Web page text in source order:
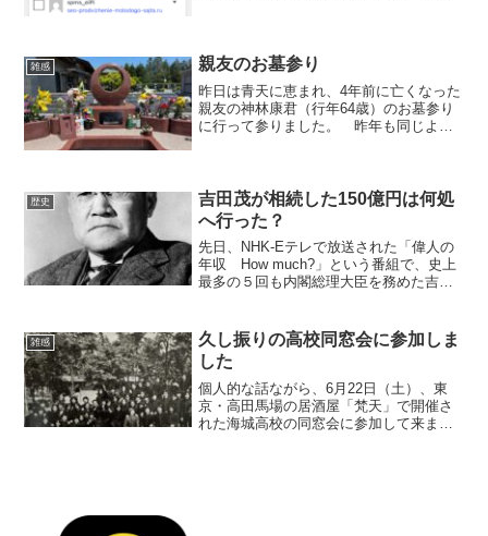
はなく、AIか何かで...
雑感 親友のお墓参り
昨日は青天に恵まれ、4年前に亡くなった
親友の神林康君（行年64歳）のお墓参り
に行って参りました。 昨年も同じよう
いて20分ほど掛かる...
歴史
吉田茂が相続した150億円は何処
へ行った？
先日、NHK-Eテレで放送された「偉人の
年収 How much?」という番組で、史上
最多の５回も内閣総理大臣を務めた吉田
士・竹内剛の五男として生まれました
が、竹内...
雑感
久し振りの高校同窓会に参加しま
した
個人的な話ながら、6月22日（土）、東
京・高田馬場の居酒屋「梵天」で開催さ
れた海城高校の同窓会に参加して来まし